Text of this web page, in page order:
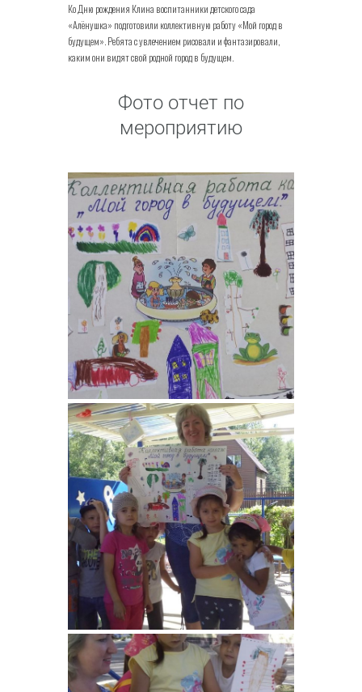
Ко Дню рождения Клина воспитанники детского сада
«Алёнушка» подготовили коллективную работу «Мой город в
будущем». Ребята с увлечением рисовали и фантазировали,
каким они видят свой родной город в будущем.
Фото отчет по
мероприятию